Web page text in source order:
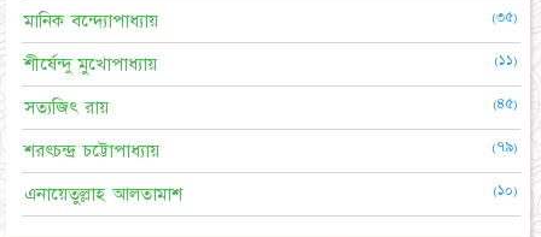
মানিক বন্দ্যোপাধ্যায় (৩৫)
শীর্ষেন্দু মুখোপাধ্যায় (১১)
সত্যজিৎ রায় (৪৫)
শরৎচন্দ্র চট্টোপাধ্যায় (৭৯)
এনায়েতুল্লাহ আলতামাশ (১০)